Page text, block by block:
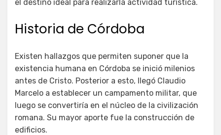
el destino ideal para realizarla actividad turística.
Historia de Córdoba
Existen hallazgos que permiten suponer que la
existencia humana en Córdoba se inició milenios
antes de Cristo. Posterior a esto, llegó Claudio
Marcelo a establecer un campamento militar, que
luego se convertiría en el núcleo de la civilización
romana. Su mayor aporte fue la construcción de
edificios.